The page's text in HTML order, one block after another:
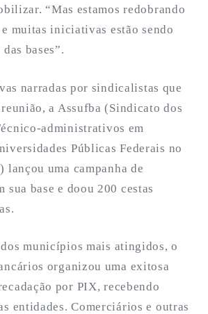
“Mas estamos redobrando
muitas iniciativas estão sendo
bases”.
narradas por sindicalistas que
a Assufba (Sindicato dos
administrativos em
Públicas Federais no
lançou uma campanha de
sua base e doou 200 cestas
municípios mais atingidos, o
organizou uma exitosa
por PIX, recebendo
entidades. Comerciários e outras